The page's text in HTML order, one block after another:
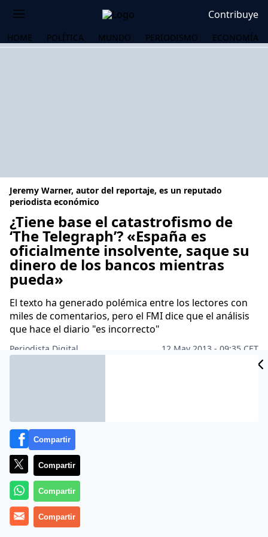
Contribuye
HOME POLÍTICA MUNDO PERIODISMO ECONOMÍA
Jeremy Warner, autor del reportaje, es un reputado
periodista económico
¿Tiene base el catastrofismo de
‘The Telegraph’? «España es
oficialmente insolvente, saque su
dinero de los bancos mientras
pueda»
El texto ha generado polémica entre los lectores con
miles de comentarios, pero el FMI dice que el análisis
que hace el diario "es incorrecto"
Periodista Digital
12 May 2013 - 09:35 CET
Compartir
Compartir
Compartir
Compartir